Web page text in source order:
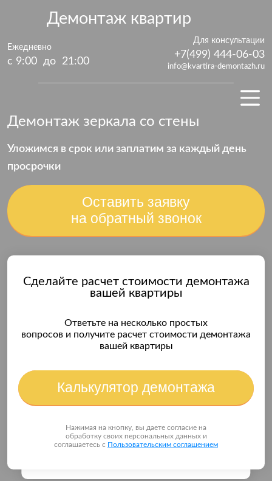
Демонтаж квартир
Ежедневно
с 9:00 до 21:00
Для консультации
+7(499) 444-06-03
info@kvartira-demontazh.ru
Демонтаж зеркала со стены
Уложимся в срок или заплатим за каждый день
просрочки
Оставить заявку
на обратный звонок
Сделайте расчет стоимости демонтажа
вашей квартиры
Ответьте на несколько простых
вопросов и получите расчет стоимости демонтажа
вашей квартиры
Калькулятор демонтажа
Нажимая на кнопку, вы даете согласие на
обработку своих персональных данных и
соглашаетесь с Пользовательским соглашением